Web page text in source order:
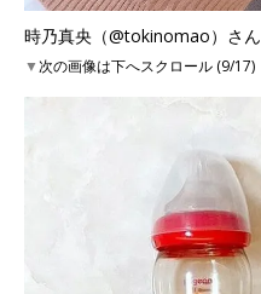
時乃真央（@tokinomao）さん
▼次の画像は下へスクロール (9/17)